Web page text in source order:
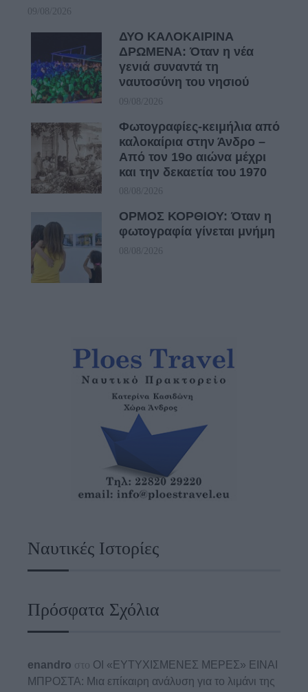
09/08/2026
ΔΥΟ ΚΑΛΟΚΑΙΡΙΝΑ
ΔΡΩΜΕΝΑ: Όταν η νέα
γενιά συναντά τη
ναυτοσύνη του νησιού
09/08/2026
Φωτογραφίες-κειμήλια από
καλοκαίρια στην Άνδρο –
Από τον 19ο αιώνα μέχρι
και την δεκαετία του 1970
08/08/2026
ΟΡΜΟΣ ΚΟΡΘΙΟΥ: Όταν η
φωτογραφία γίνεται μνήμη
08/08/2026
Ναυτικές Ιστορίες
Πρόσφατα Σχόλια
enandro στο ΟΙ «ΕΥΤΥΧΙΣΜΕΝΕΣ ΜΕΡΕΣ» ΕΙΝΑΙ
ΜΠΡΟΣΤΑ: Μια επίκαιρη ανάλυση για το λιμάνι της